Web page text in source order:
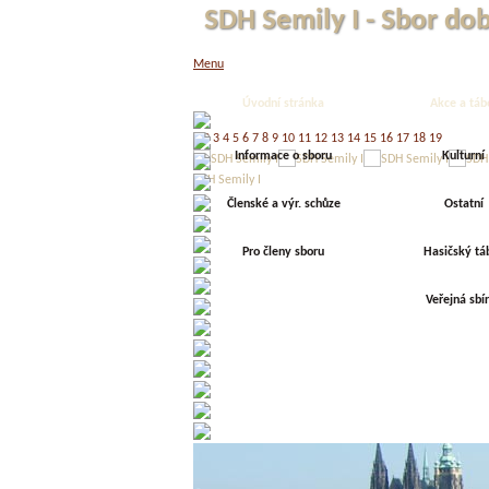
Menu
Úvodní stránka
Informace o sboru
Členské a výr. schůze
Pro členy sboru
Akce a
Kulturní
Ostatní
Hasičský
Veřejná
SDH Semily I - Sbor
1 2 3 4 5 6 7 8 9 10 11 12 13 14 15 16 17 18 19
SDH Semily I